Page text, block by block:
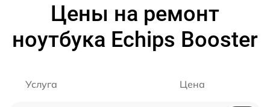
Цены на ремонт
ноутбука Echips Booster
Услуга Цена